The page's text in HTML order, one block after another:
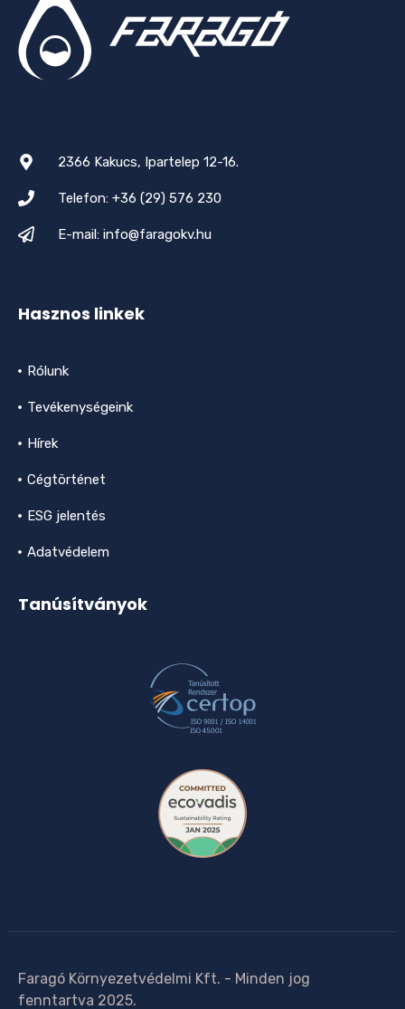
2366 Kakucs, Ipartelep 12-16.
Telefon: +36 (29) 576 230
E-mail: info@faragokv.hu
Hasznos linkek
Rólunk
Tevékenységeink
Hírek
Cégtörténet
ESG jelentés
Adatvédelem
Tanúsítványok
Faragó Környezetvédelmi Kft. - Minden jog
fenntartva 2025.